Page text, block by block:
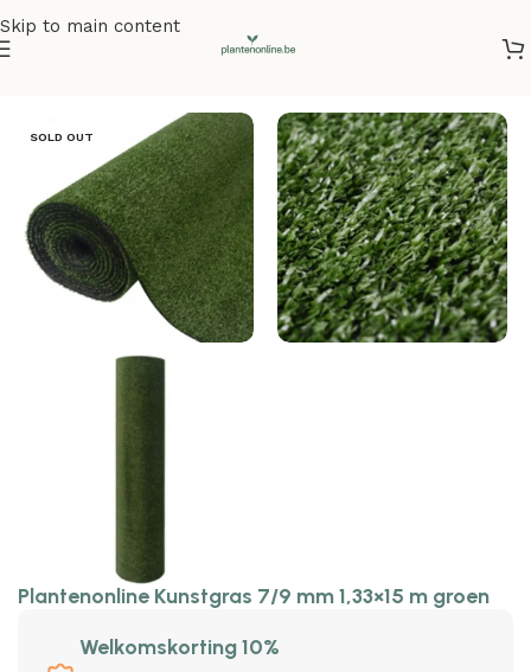
Skip to main content
SOLD OUT
Plantenonline Kunstgras 7/9 mm 1,33×15 m groen
Welkomskorting 10%